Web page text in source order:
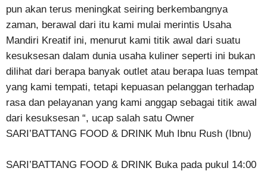
pun akan terus meningkat seiring berkembangnya
zaman, berawal dari itu kami mulai merintis Usaha
Mandiri Kreatif ini, menurut kami titik awal dari suatu
kesuksesan dalam dunia usaha kuliner seperti ini bukan
dilihat dari berapa banyak outlet atau berapa luas tempat
yang kami tempati, tetapi kepuasan pelanggan terhadap
rasa dan pelayanan yang kami anggap sebagai titik awal
dari kesuksesan “, ucap salah satu Owner
SARI’BATTANG FOOD & DRINK Muh Ibnu Rush (Ibnu)
SARI’BATTANG FOOD & DRINK Buka pada pukul 14:00